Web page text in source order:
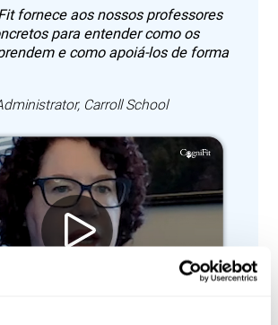
fornece aos nossos professores
para entender como os
e como apoiá-los de forma
Carroll School